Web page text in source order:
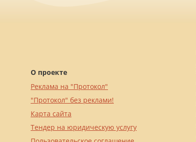
О проекте
Реклама на "Протокол"
"Протокол" без реклами!
Карта сайта
Тендер на юридическую услугу